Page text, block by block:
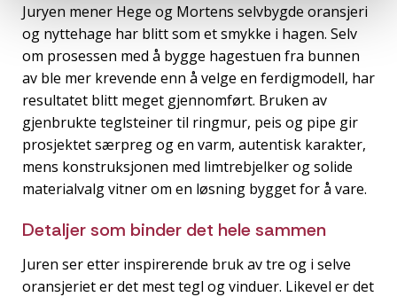
Juryen mener Hege og Mortens selvbygde oransjeri
og nyttehage har blitt som et smykke i hagen. Selv
om prosessen med å bygge hagestuen fra bunnen
av ble mer krevende enn å velge en ferdigmodell, har
resultatet blitt meget gjennomført. Bruken av
gjenbrukte teglsteiner til ringmur, peis og pipe gir
prosjektet særpreg og en varm, autentisk karakter,
mens konstruksjonen med limtrebjelker og solide
materialvalg vitner om en løsning bygget for å vare.
Detaljer som binder det hele sammen
Juren ser etter inspirerende bruk av tre og i selve
oransjeriet er det mest tegl og vinduer. Likevel er det